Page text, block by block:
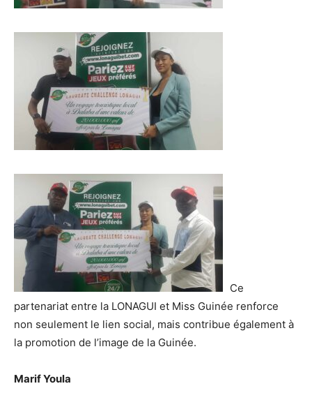
Ce
partenariat entre la LONAGUI et Miss Guinée renforce
non seulement le lien social, mais contribue également à
la promotion de l’image de la Guinée.
Marif Youla